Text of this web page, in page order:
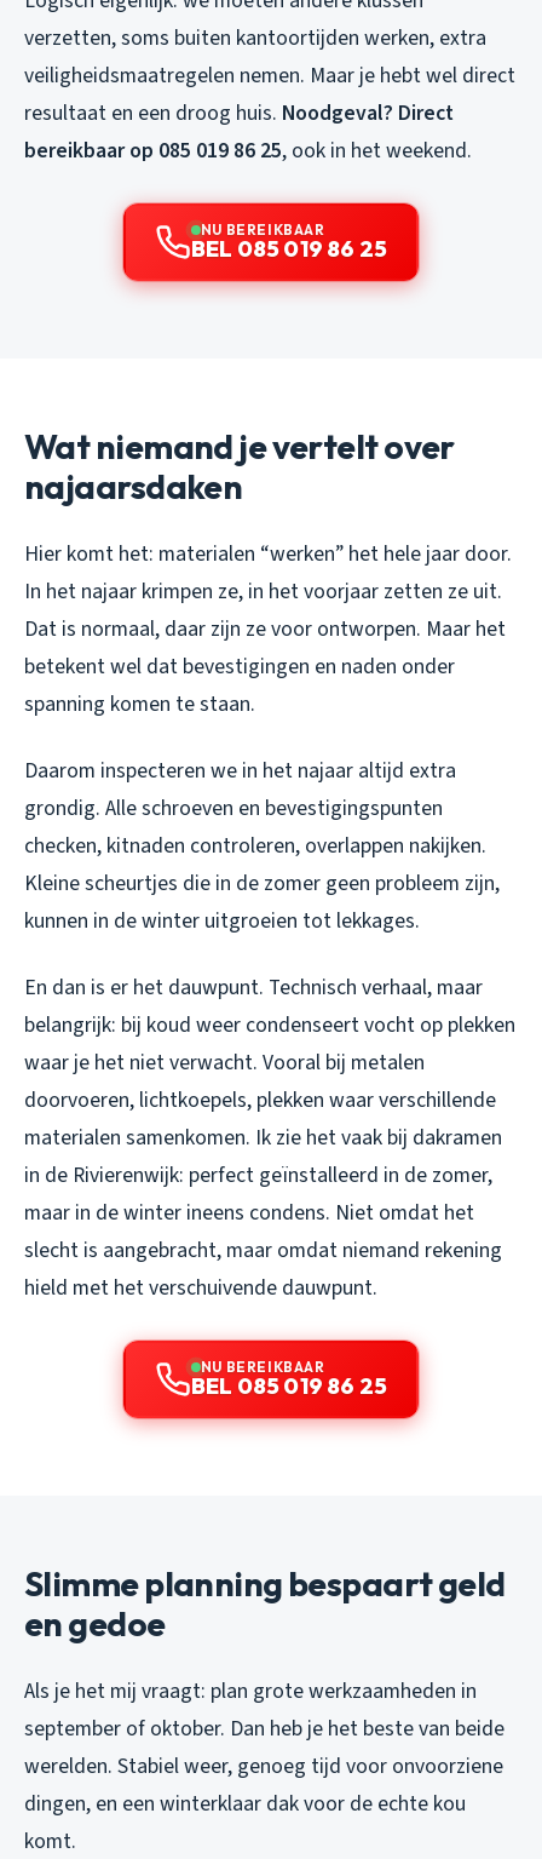
verzetten, soms buiten kantoortijden werken, extra
veiligheidsmaatregelen nemen. Maar je hebt wel direct
resultaat en een droog huis. Noodgeval? Direct
bereikbaar op 085 019 86 25, ook in het weekend.
NU BEREIKBAAR
BEL 085 019 86 25
Wat niemand je vertelt over
najaarsdaken
Hier komt het: materialen “werken” het hele jaar door.
In het najaar krimpen ze, in het voorjaar zetten ze uit.
Dat is normaal, daar zijn ze voor ontworpen. Maar het
betekent wel dat bevestigingen en naden onder
spanning komen te staan.
Daarom inspecteren we in het najaar altijd extra
grondig. Alle schroeven en bevestigingspunten
checken, kitnaden controleren, overlappen nakijken.
Kleine scheurtjes die in de zomer geen probleem zijn,
kunnen in de winter uitgroeien tot lekkages.
En dan is er het dauwpunt. Technisch verhaal, maar
belangrijk: bij koud weer condenseert vocht op plekken
waar je het niet verwacht. Vooral bij metalen
doorvoeren, lichtkoepels, plekken waar verschillende
materialen samenkomen. Ik zie het vaak bij dakramen
in de Rivierenwijk: perfect geïnstalleerd in de zomer,
maar in de winter ineens condens. Niet omdat het
slecht is aangebracht, maar omdat niemand rekening
hield met het verschuivende dauwpunt.
NU BEREIKBAAR
BEL 085 019 86 25
Slimme planning bespaart geld
en gedoe
Als je het mij vraagt: plan grote werkzaamheden in
september of oktober. Dan heb je het beste van beide
werelden. Stabiel weer, genoeg tijd voor onvoorziene
dingen, en een winterklaar dak voor de echte kou
komt.